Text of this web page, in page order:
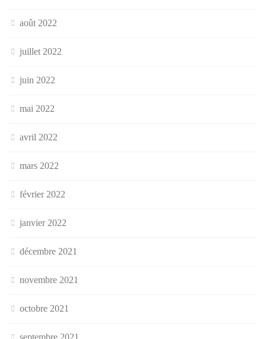
août 2022
juillet 2022
juin 2022
mai 2022
avril 2022
mars 2022
février 2022
janvier 2022
décembre 2021
novembre 2021
octobre 2021
septembre 2021